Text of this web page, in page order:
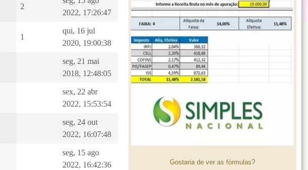
2
2022, 17:26:47
1
qui, 16 jul
2020, 19:00:38
seg, 21 mai
2018, 12:48:05
sex, 22 abr
2022, 15:53:54
seg, 24 out
2022, 16:07:48
seg, 15 ago
2022, 16:42:36
Gostaria de ver as fórmulas?